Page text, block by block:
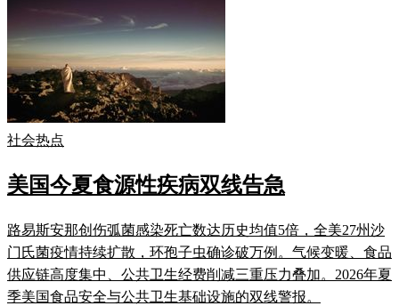
社会热点
美国今夏食源性疾病双线告急
路易斯安那创伤弧菌感染死亡数达历史均值5倍，全美27州沙
门氏菌疫情持续扩散，环孢子虫确诊破万例。气候变暖、食品
供应链高度集中、公共卫生经费削减三重压力叠加。2026年夏
季美国食品安全与公共卫生基础设施的双线警报。